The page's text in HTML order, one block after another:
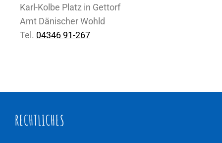
Karl-Kolbe Platz in Gettorf
Amt Dänischer Wohld
Tel. 04346 91-267
RECHTLICHES